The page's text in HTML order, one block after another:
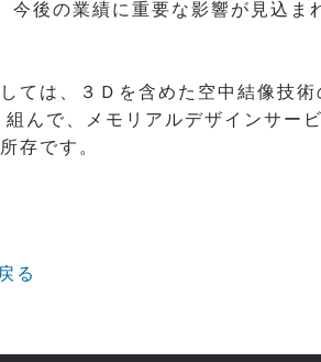
今後の業績に重要な影響が見込ま
ては、３Ｄを含めた空中結像技
んで、メモリアルデザインサー
存です。
る